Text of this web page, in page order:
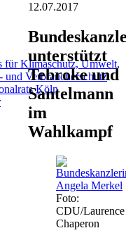
für Klimaschutz, Umwelt,
Verbraucherschutz
Köln
12.07.2017
unterstützt
Tebroke und
Santelmann
im
Wahlkampf
Foto:
CDU/Laurence
Chaperon